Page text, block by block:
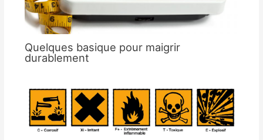
Quelques basique pour maigrir
durablement